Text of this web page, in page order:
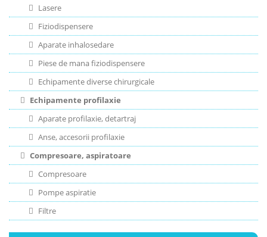
Lasere
Fiziodispensere
Aparate inhalosedare
Piese de mana fiziodispensere
Echipamente diverse chirurgicale
Echipamente profilaxie
Aparate profilaxie, detartraj
Anse, accesorii profilaxie
Compresoare, aspiratoare
Compresoare
Pompe aspiratie
Filtre